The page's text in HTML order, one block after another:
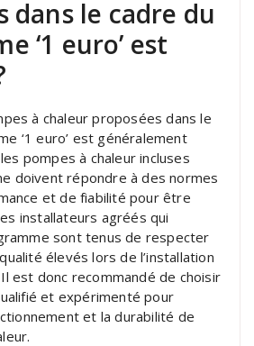
dans le cadre du
‘1 euro’ est
à chaleur proposées dans le
‘1 euro’ est généralement
pompes à chaleur incluses
doivent répondre à des normes
et de fiabilité pour être
installateurs agréés qui
sont tenus de respecter
élevés lors de l’installation
est donc recommandé de choisir
et expérimenté pour
et la durabilité de